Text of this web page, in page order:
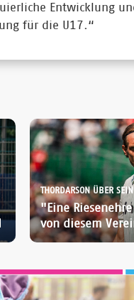
Entwicklung
für die U17.“
THORDARSON ÜBER
"Eine
von diesem